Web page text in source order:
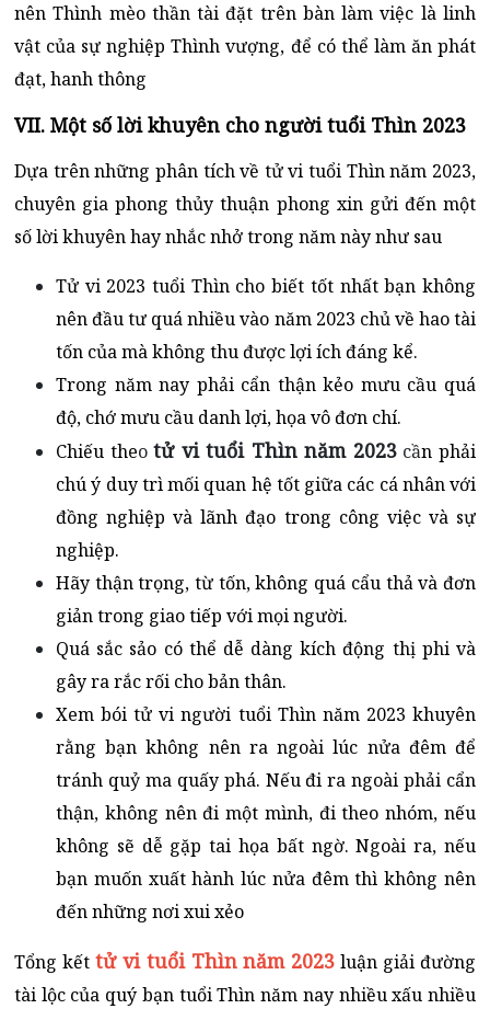
nên Thình mèo thần tài đặt trên bàn làm việc là linh
vật của sự nghiệp Thình vượng, để có thể làm ăn phát
đạt, hanh thông
VII. Một số lời khuyên cho người tuổi Thìn 2023
Dựa trên những phân tích về tử vi tuổi Thìn năm 2023,
chuyên gia phong thủy thuận phong xin gửi đến một
số lời khuyên hay nhắc nhở trong năm này như sau
Tử vi 2023 tuổi Thìn cho biết tốt nhất bạn không
nên đầu tư quá nhiều vào năm 2023 chủ về hao tài
tốn của mà không thu được lợi ích đáng kể.
Trong năm nay phải cẩn thận kẻo mưu cầu quá
độ, chớ mưu cầu danh lợi, họa vô đơn chí.
Chiếu theotử vi tuổi Thìn năm 2023cần phải
chú ý duy trì mối quan hệ tốt giữa các cá nhân với
đồng nghiệp và lãnh đạo trong công việc và sự
nghiệp.
Hãy thận trọng, từ tốn, không quá cẩu thả và đơn
giản trong giao tiếp với mọi người.
Quá sắc sảo có thể dễ dàng kích động thị phi và
gây ra rắc rối cho bản thân.
Xem bói tử vi người tuổi Thìn năm 2023 khuyên
rằng bạn không nên ra ngoài lúc nửa đêm để
tránh quỷ ma quấy phá. Nếu đi ra ngoài phải cẩn
thận, không nên đi một mình, đi theo nhóm, nếu
không sẽ dễ gặp tai họa bất ngờ. Ngoài ra, nếu
bạn muốn xuất hành lúc nửa đêm thì không nên
đến những nơi xui xẻo
Tổng kết tử vi tuổi Thìn năm 2023 luận giải đường
tài lộc của quý bạn tuổi Thìn năm nay nhiều xấu nhiều